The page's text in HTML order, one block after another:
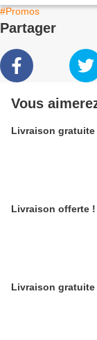
#Promos
Partager
Vous
Livraison gratuite
Livraison offerte !
Livraison gratuite